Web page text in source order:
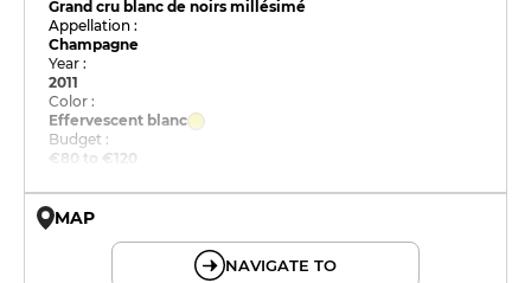
Grand cru blanc de noirs millésimé
Appellation :
Champagne
Year :
2011
Color :
Effervescent blanc
Budget :
€80 to €120
MAP
NAVIGATE TO